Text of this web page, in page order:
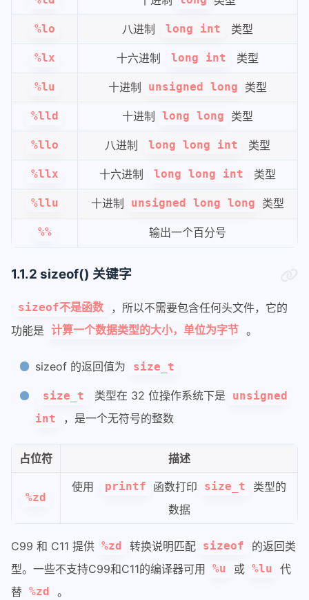
%lo 八进制 long int 类型
%lx 十六进制 long int 类型
%lu 十进制 unsigned long 类型
%lld 十进制 long long 类型
%llo 八进制 long long int 类型
%llx 十六进制 long long int 类型
%llu 十进制 unsigned long long 类型
%% 输出一个百分号
1.1.2 sizeof() 关键字
sizeof不是函数
，所以不需要包含任何头文件，它的
功能是 计算一个数据类型的大小，单位为字节 。
sizeof 的返回值为 size_t
size_t 类型在 32 位操作系统下是
unsigned
int
，是一个无符号的整数
占位符 描述
%zd
使用 printf 函数打印 size_t
类型的
数据
C99 和 C11 提供 %zd 转换说明匹配 sizeof
的返回类
型。一些不支持C99和C11的编译器可用 %u 或 %lu
代
替 %zd 。